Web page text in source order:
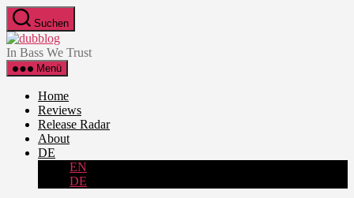
Zum
Inhalt
springen
Suchen
dubblog
In Bass We Trust
Menü
Home
Reviews
Release Radar
About
DE
EN
DE